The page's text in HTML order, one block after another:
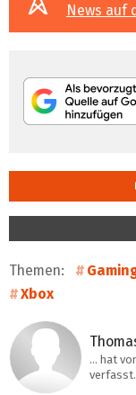
News auf
Themen:
Xbox
… hat
verfasst.